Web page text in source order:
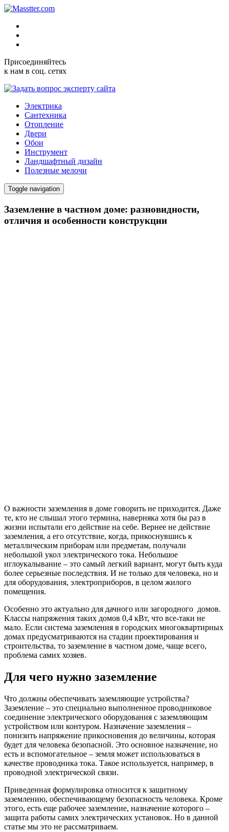
Присоединяйтесь
к нам в соц. сетях
Электрика
Сантехника
Отопление
Двери
Обои
Инструмент
Ландшафтный дизайн
Полезные мелочи
Toggle navigation
Заземление в частном доме: разновидности,
отличия и особенности конструкции
О важности заземления в доме говорить не приходится. Даже
те, кто не слышал этого термина, наверняка хотя бы раз в
жизни испытали его действие на себе. Вернее не действие
заземления, а его отсутствие, когда, прикоснувшись к
металлическим приборам или предметам, получали
небольшой укол электрического тока. Небольшое
иглоукалывание – это самый легкий вариант, могут быть куда
более серьезные последствия. И не только для человека, но и
для оборудования, электроприборов, в целом жилого
помещения.
Особенно это актуально для дачного или загородного домов.
Классы напряжения таких домов 0,4 кВт, что все-таки не
мало. Если система заземления в городских многоквартирных
домах предусматриваются на стадии проектирования и
строительства, то заземление в частном доме, чаще всего,
проблема самих хозяев.
Для чего нужно заземление
Что должны обеспечивать заземляющие устройства?
Заземление – это специально выполненное проводниковое
соединение электрического оборудования с заземляющим
устройством или контуром. Назначение заземления –
понизить напряжение прикосновения до величины, которая
будет для человека безопасной. Это основное назначение, но
есть и вспомогательное – земля может использоваться в
качестве проводника тока. Такое используется, например, в
проводной электрической связи.
Приведенная формулировка относится к защитному
заземлению, обеспечивающему безопасность человека. Кроме
этого, есть еще рабочее заземление, назначение которого –
защита работы самих электрических установок. Но в данной
статье мы это не рассматриваем.